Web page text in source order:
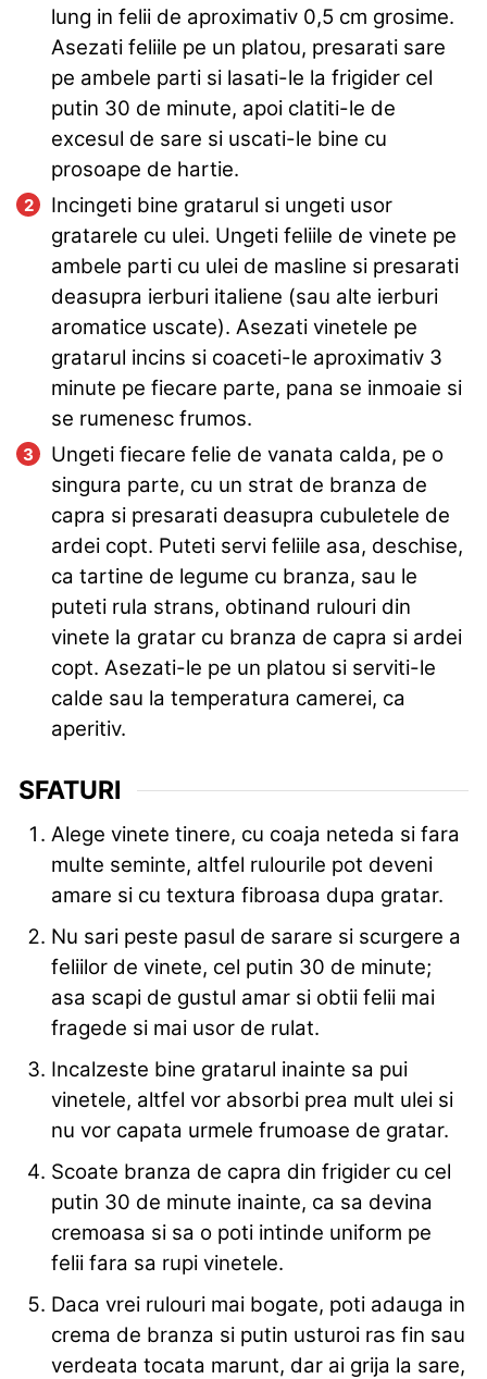
lung in felii de aproximativ 0,5 cm grosime.
Asezati feliile pe un platou, presarati sare
pe ambele parti si lasati-le la frigider cel
putin 30 de minute, apoi clatiti-le de
excesul de sare si uscati-le bine cu
prosoape de hartie.
Incingeti bine gratarul si ungeti usor
gratarele cu ulei. Ungeti feliile de vinete pe
ambele parti cu ulei de masline si presarati
deasupra ierburi italiene (sau alte ierburi
aromatice uscate). Asezati vinetele pe
gratarul incins si coaceti-le aproximativ 3
minute pe fiecare parte, pana se inmoaie si
se rumenesc frumos.
Ungeti fiecare felie de vanata calda, pe o
singura parte, cu un strat de branza de
capra si presarati deasupra cubuletele de
ardei copt. Puteti servi feliile asa, deschise,
ca tartine de legume cu branza, sau le
puteti rula strans, obtinand rulouri din
vinete la gratar cu branza de capra si ardei
copt. Asezati-le pe un platou si serviti-le
calde sau la temperatura camerei, ca
aperitiv.
SFATURI
Alege vinete tinere, cu coaja neteda si fara
multe seminte, altfel rulourile pot deveni
amare si cu textura fibroasa dupa gratar.
Nu sari peste pasul de sarare si scurgere a
feliilor de vinete, cel putin 30 de minute;
asa scapi de gustul amar si obtii felii mai
fragede si mai usor de rulat.
Incalzeste bine gratarul inainte sa pui
vinetele, altfel vor absorbi prea mult ulei si
nu vor capata urmele frumoase de gratar.
Scoate branza de capra din frigider cu cel
putin 30 de minute inainte, ca sa devina
cremoasa si sa o poti intinde uniform pe
felii fara sa rupi vinetele.
Daca vrei rulouri mai bogate, poti adauga in
crema de branza si putin usturoi ras fin sau
verdeata tocata marunt, dar ai grija la sare,